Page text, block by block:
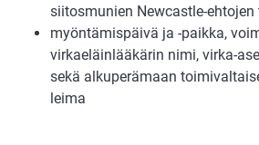
siitosmunien Newcastle-
myöntämispäivä ja -paikka,
virkaeläinlääkärin nimi, virka-
sekä alkuperämaan
leima